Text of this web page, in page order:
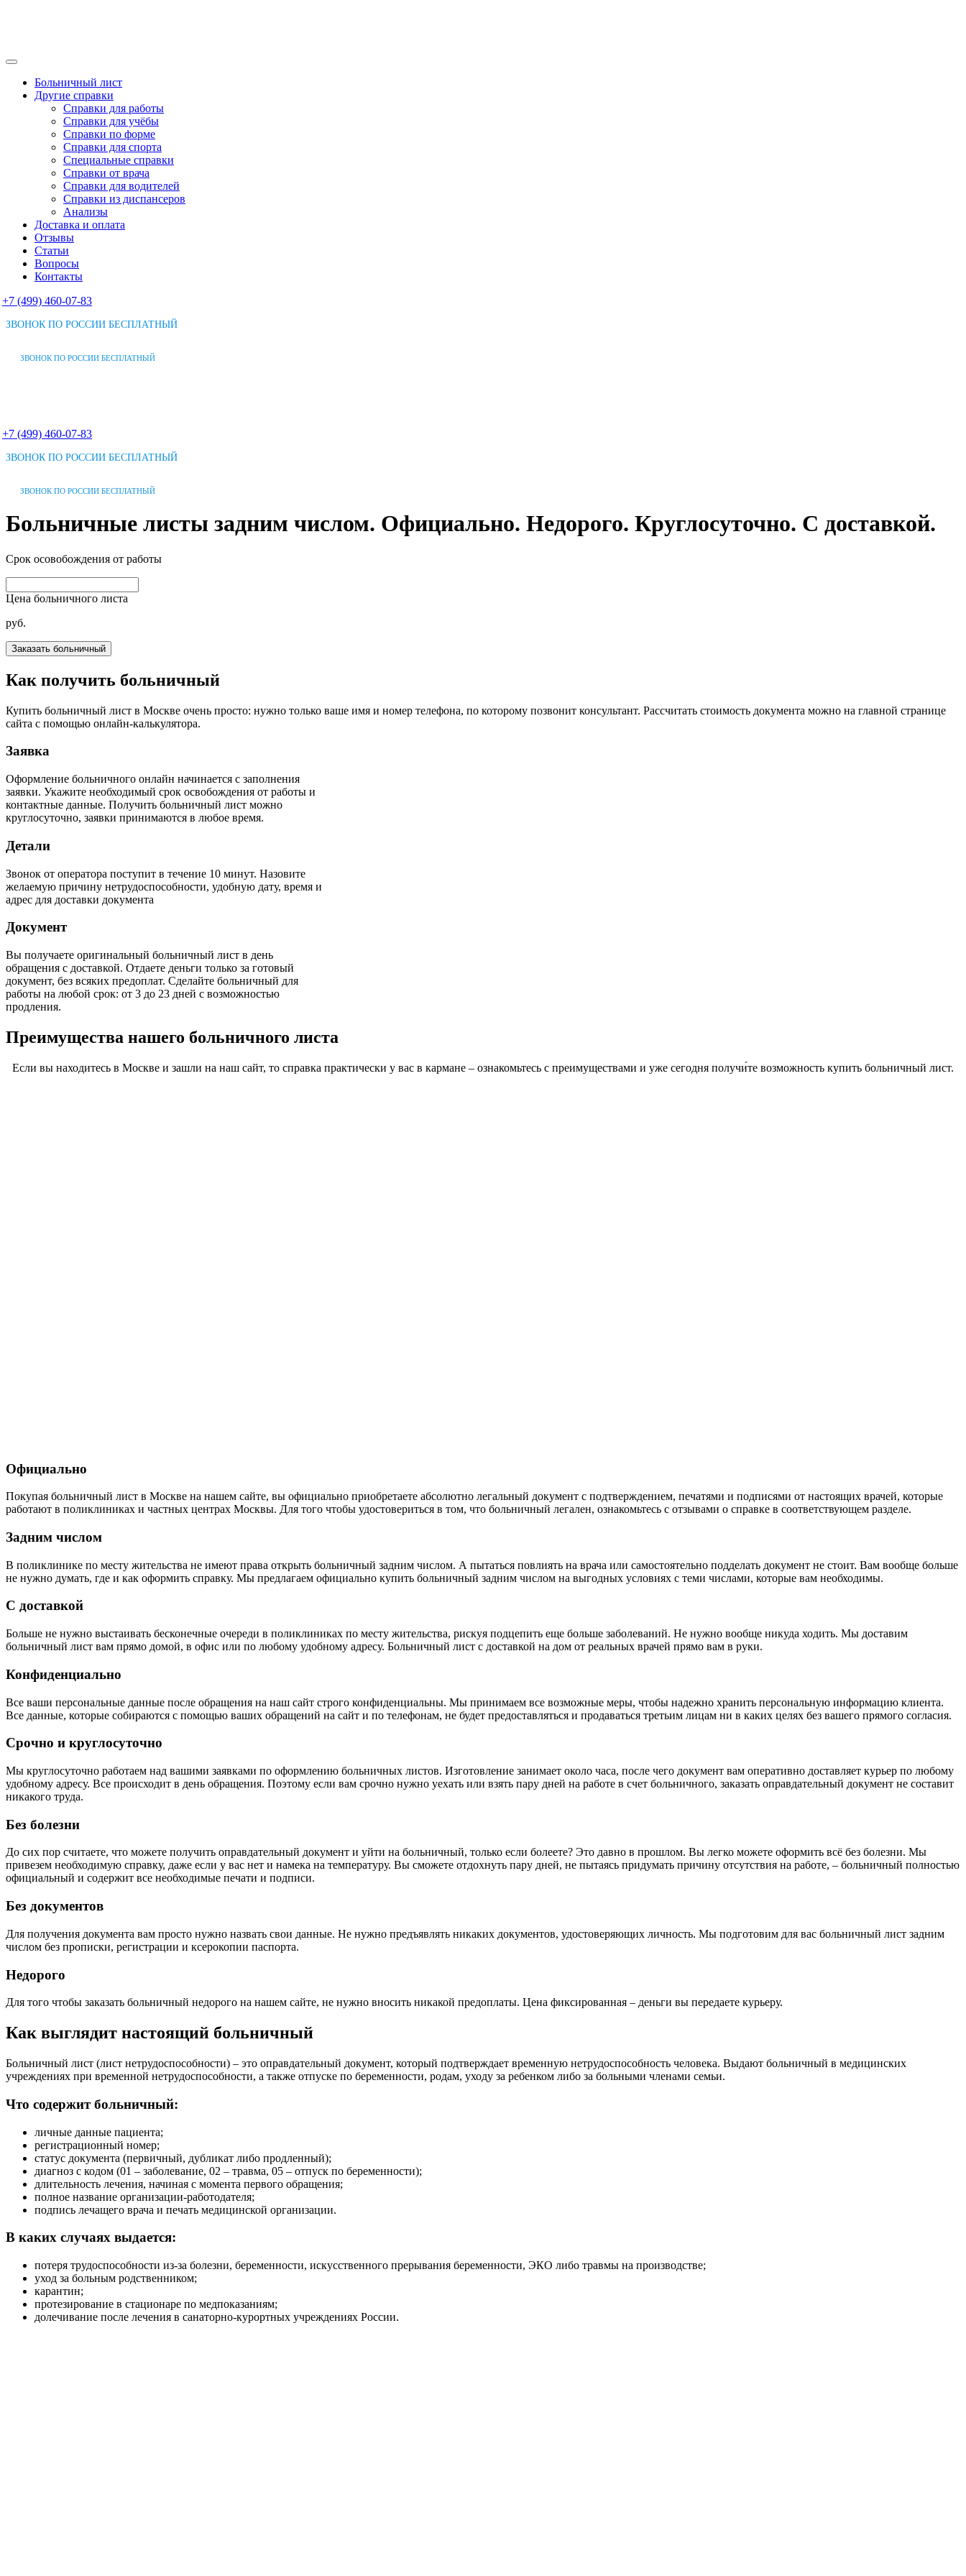
Больничный лист
Другие справки
Справки для работы
Справки для учёбы
Справки по форме
Справки для спорта
Специальные справки
Справки от врача
Справки для водителей
Справки из диспансеров
Анализы
Доставка и оплата
Отзывы
Статьи
Вопросы
Контакты
+7 (499) 460-07-83
ЗВОНОК ПО РОССИИ БЕСПЛАТНЫЙ
ЗВОНОК ПО РОССИИ БЕСПЛАТНЫЙ
+7 (499) 460-07-83
ЗВОНОК ПО РОССИИ БЕСПЛАТНЫЙ
ЗВОНОК ПО РОССИИ БЕСПЛАТНЫЙ
Больничные листы задним числом. Официально. Недорого. Круглосуточно. С доставкой.
Срок осовобождения от работы
Цена больничного листа
руб.
Как получить больничный
Купить больничный лист в Москве очень просто: нужно только ваше имя и номер телефона, по которому позвонит консультант. Рассчитать стоимость документа можно на главной странице
сайта с помощью онлайн-калькулятора.
Заявка
Оформление больничного онлайн начинается с заполнения
заявки. Укажите необходимый срок освобождения от работы и
контактные данные. Получить больничный лист можно
круглосуточно, заявки принимаются в любое время.
Детали
Звонок от оператора поступит в течение 10 минут. Назовите
желаемую причину нетрудоспособности, удобную дату, время и
адрес для доставки документа
Документ
Вы получаете оригинальный больничный лист в день
обращения с доставкой. Отдаете деньги только за готовый
документ, без всяких предоплат. Сделайте больничный для
работы на любой срок: от 3 до 23 дней с возможностью
продления.
Преимущества нашего больничного листа
Если вы находитесь в Москве и зашли на наш сайт, то справка практически у вас в кармане – ознакомьтесь с преимуществами и уже сегодня получи́те возможность купить больничный лист.
Официально
Покупая больничный лист в Москве на нашем сайте, вы официально приобретаете абсолютно легальный документ с подтверждением, печатями и подписями от настоящих врачей, которые
работают в поликлиниках и частных центрах Москвы. Для того чтобы удостовериться в том, что больничный легален, ознакомьтесь с отзывами о справке в соответствующем разделе.
Задним числом
В поликлинике по месту жительства не имеют права открыть больничный задним числом. А пытаться повлиять на врача или самостоятельно подделать документ не стоит. Вам вообще больше
не нужно думать, где и как оформить справку. Мы предлагаем официально купить больничный задним числом на выгодных условиях с теми числами, которые вам необходимы.
С доставкой
Больше не нужно выстаивать бесконечные очереди в поликлиниках по месту жительства, рискуя подцепить еще больше заболеваний. Не нужно вообще никуда ходить. Мы доставим
больничный лист вам прямо домой, в офис или по любому удобному адресу. Больничный лист с доставкой на дом от реальных врачей прямо вам в руки.
Конфиденциально
Все ваши персональные данные после обращения на наш сайт строго конфиденциальны. Мы принимаем все возможные меры, чтобы надежно хранить персональную информацию клиента.
Все данные, которые собираются с помощью ваших обращений на сайт и по телефонам, не будет предоставляться и продаваться третьим лицам ни в каких целях без вашего прямого согласия.
Срочно и круглосуточно
Мы круглосуточно работаем над вашими заявками по оформлению больничных листов. Изготовление занимает около часа, после чего документ вам оперативно доставляет курьер по любому
удобному адресу. Все происходит в день обращения. Поэтому если вам срочно нужно уехать или взять пару дней на работе в счет больничного, заказать оправдательный документ не составит
никакого труда.
Без болезни
До сих пор считаете, что можете получить оправдательный документ и уйти на больничный, только если болеете? Это давно в прошлом. Вы легко можете оформить всё без болезни. Мы
привезем необходимую справку, даже если у вас нет и намека на температуру. Вы сможете отдохнуть пару дней, не пытаясь придумать причину отсутствия на работе, – больничный полностью
официальный и содержит все необходимые печати и подписи.
Без документов
Для получения документа вам просто нужно назвать свои данные. Не нужно предъявлять никаких документов, удостоверяющих личность. Мы подготовим для вас больничный лист задним
числом без прописки, регистрации и ксерокопии паспорта.
Недорого
Для того чтобы заказать больничный недорого на нашем сайте, не нужно вносить никакой предоплаты. Цена фиксированная – деньги вы передаете курьеру.
Как выглядит настоящий больничный
Больничный лист (лист нетрудоспособности) – это оправдательный документ, который подтверждает временную нетрудоспособность человека. Выдают больничный в медицинских
учреждениях при временной нетрудоспособности, а также отпуске по беременности, родам, уходу за ребенком либо за больными членами семьи.
Что содержит больничный:
личные данные пациента;
регистрационный номер;
статус документа (первичный, дубликат либо продленный);
диагноз с кодом (01 – заболевание, 02 – травма, 05 – отпуск по беременности);
длительность лечения, начиная с момента первого обращения;
полное название организации-работодателя;
подпись лечащего врача и печать медицинской организации.
В каких случаях выдается:
потеря трудоспособности из-за болезни, беременности, искусственного прерывания беременности, ЭКО либо травмы на производстве;
уход за больным родственником;
карантин;
протезирование в стационаре по медпоказаниям;
долечивание после лечения в санаторно-курортных учреждениях России.